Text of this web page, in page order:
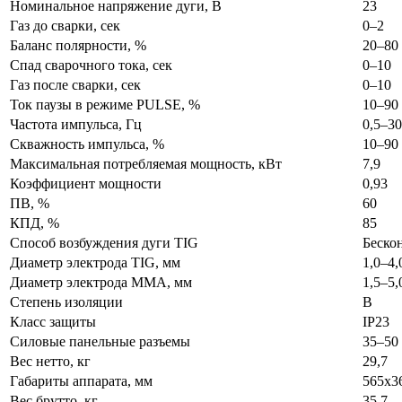
Номинальное напряжение дуги, В
23
Газ до сварки, сек
0–2
Баланс полярности, %
20–80
Спад сварочного тока, сек
0–10
Газ после сварки, сек
0–10
Ток паузы в режиме PULSE, %
10–90
Частота импульса, Гц
Скважность импульса, %
10–90
Максимальная потребляемая мощность, кВт
7,9
Коэффициент мощности
0,93
ПВ, %
60
КПД, %
85
Способ возбуждения дуги TIG
Диаметр электрода TIG, мм
Диаметр электрода MMA, мм
Степень изоляции
B
Класс защиты
IP23
Силовые панельные разъемы
35–50
Вес нетто, кг
29,7
Габариты аппарата, мм